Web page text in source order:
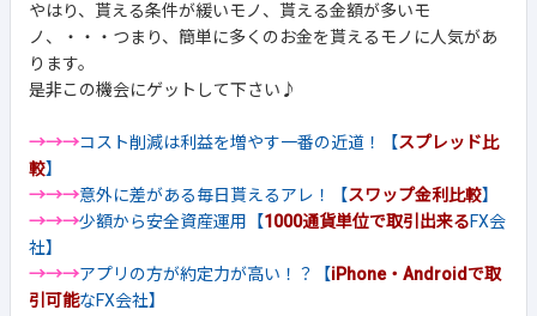
やはり、貰える条件が緩いモノ、貰える金額が多いモ
ノ、・・・つまり、簡単に多くのお金を貰えるモノに人気があ
ります。
是非この機会にゲットして下さい♪
→→→コスト削減は利益を増やす一番の近道！【スプレッド比
較】
→→→意外に差がある毎日貰えるアレ！【スワップ金利比較】
→→→少額から安全資産運用【1000通貨単位で取引出来るFX会
社】
→→→アプリの方が約定力が高い！？【iPhone・Androidで取
引可能なFX会社】